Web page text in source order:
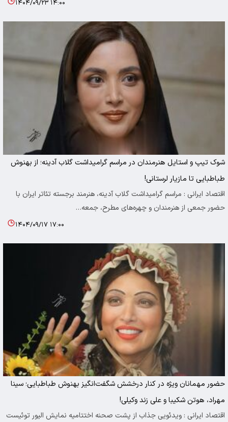
۱۴۰۴/۰۹/۲۳ ۱۴:۰۰
شوک تیپ و استایل هنرمندان در مراسم گرامیداشت گلاب آدینه؛ از بهنوش
طباطبایی تا مازیار لرستانی!
اقتصاد ایرانی : مراسم گرامیداشت گلاب آدینه، هنرمند برجسته تئاتر ایران با
حضور جمعی از هنرمندان و چهره‌های مطرح، جمعه…
۱۴۰۴/۰۹/۱۷ ۱۷:۰۰
حضور مهمانان ویژه در کنار درخشش شگفت‌انگیز بهنوش طباطبایی؛ سینا
مهراد، هوتن شکیبا و علی زند وکیلی!
اقتصاد ایرانی : ویدئویی جذاب از پشت صحنه اختتامیه نمایش الیور توئیست